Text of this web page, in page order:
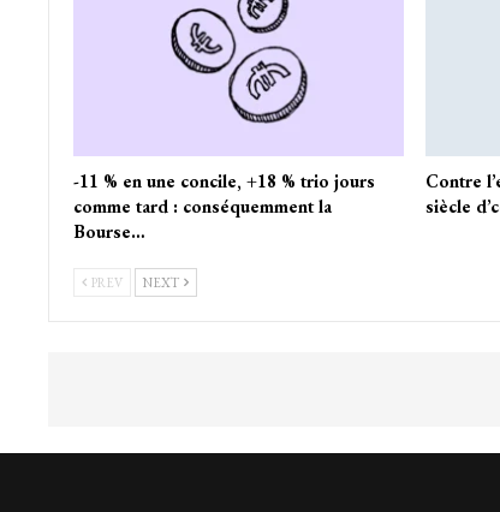
-11 % en une concile, +18 % trio jours
comme tard : conséquemment la
Bourse…
Contre
siècle
PREV NEXT